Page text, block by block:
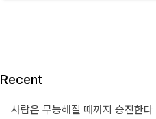
Recent
사람은 무능해질 때까지 승진한다